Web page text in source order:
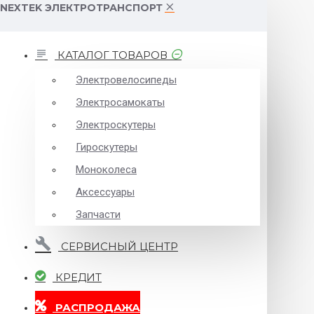
NEXTEK ЭЛЕКТРОТРАНСПОРТ
КАТАЛОГ ТОВАРОВ
Электровелосипеды
Электросамокаты
Электроскутеры
Гироскутеры
Моноколеса
Аксессуары
Запчасти
СЕРВИСНЫЙ ЦЕНТР
КРЕДИТ
РАСПРОДАЖА